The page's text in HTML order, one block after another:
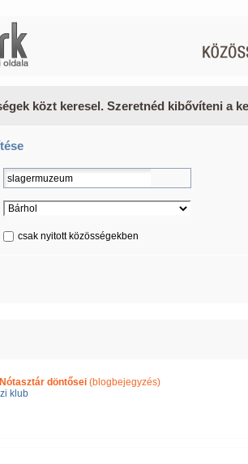
közt keresel. Szeretnéd kibővíteni a
csak nyitott közösségekben
döntősei (blogbejegyzés)
klub